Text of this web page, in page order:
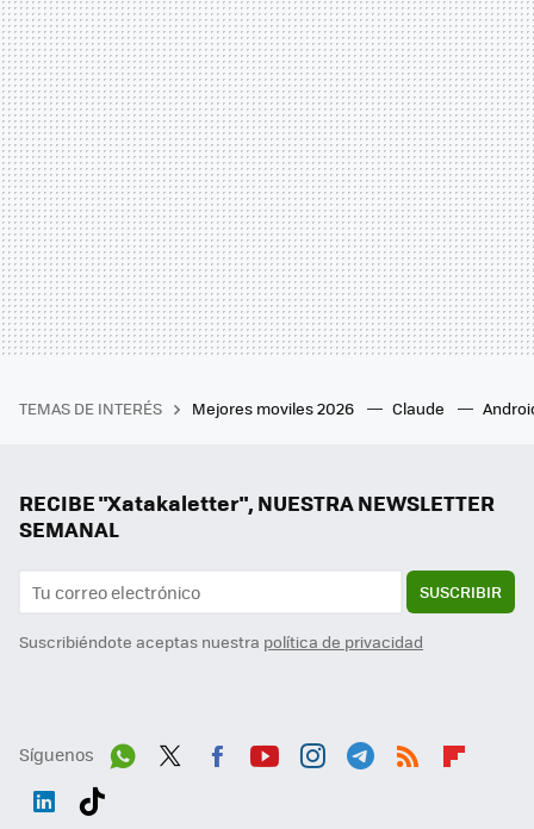
TEMAS DE INTERÉS Mejores moviles 2026 Claude
RECIBE "Xatakaletter", NUESTRA NEWSLETTER
SEMANAL
SUSCRIBIR
Suscribiéndote aceptas nuestra política de privacidad
Síguenos